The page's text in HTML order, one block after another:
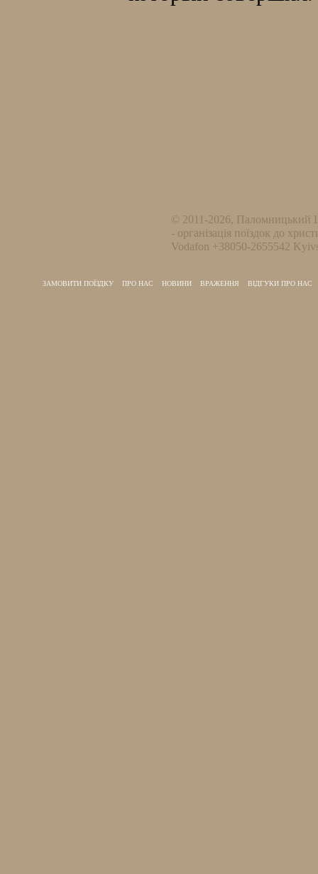
© 2011-2026, Паломницький
- організація поїздок до
Vodafon +38050-2655542
ЗАМОВИТИ ПОЇЗДКУ ПРО НАС НОВИНИ ВРАЖЕННЯ ВІДГУКИ ПРО НАС